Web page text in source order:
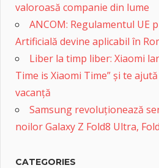
valoroasă companie din lume
ANCOM: Regulamentul UE
Artificială devine aplicabil în
Liber la timp liber: Xiaomi
Time is Xiaomi Time” și te
vacanță
Samsung revoluționează
noilor Galaxy Z Fold8 Ultra,
CATEGORIES